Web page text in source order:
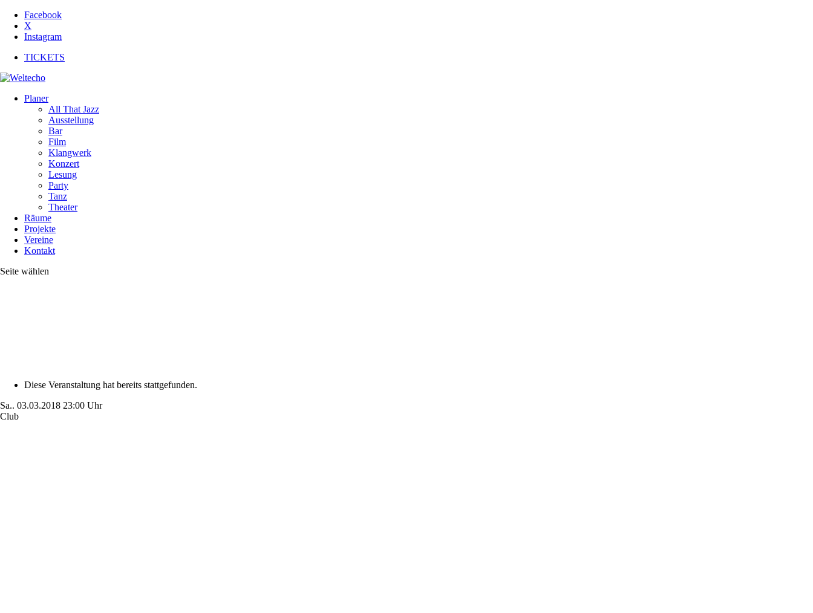
Facebook
X
Instagram
TICKETS
Planer
All That Jazz
Ausstellung
Bar
Film
Klangwerk
Konzert
Lesung
Party
Tanz
Theater
Räume
Projekte
Vereine
Kontakt
Seite wählen
Diese Veranstaltung hat bereits stattgefunden.
Sa.. 03.03.2018 23:00 Uhr
Club